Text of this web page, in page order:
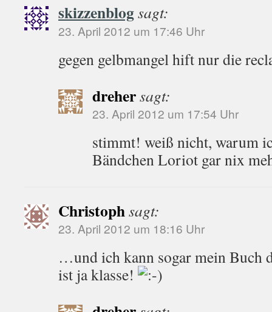
skizzenblogsagt:
23. April 2012 um 17:46 Uhr
gegen gelbmangel hift nur die
drehersagt:
23. April 2012 um 17:54 Uhr
stimmt! weiß nicht, warum
Bändchen Loriot gar nix
Christophsagt:
23. April 2012 um 18:16 Uhr
…und ich kann sogar mein Buch
ist ja klasse!